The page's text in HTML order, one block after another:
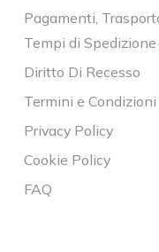
Pagamenti,
Tempi di Spedizione
Diritto Di Recesso
Termini e Condizioni
Privacy Policy
Cookie Policy
FAQ